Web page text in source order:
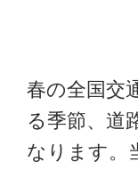
春の全国交
る季節、道
なります。